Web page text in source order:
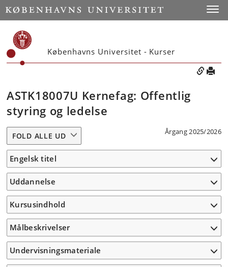
Københavns Universitet - Kurser
ASTK18007U Kernefag: Offentlig
styring og ledelse
Årgang 2025/2026
FOLD ALLE UD
Engelsk titel
Uddannelse
Kursusindhold
Målbeskrivelser
Undervisningsmateriale